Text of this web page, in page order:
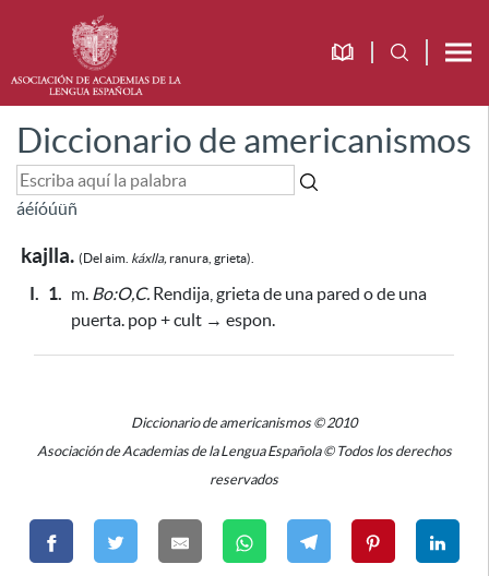
Diccionario de americanismos
áéíóúüñ
kajlla. (Del aim. káxlla, ranura, grieta).
I. 1. m. Bo:O,C. Rendija, grieta de una pared o de una
puerta. pop + cult → espon.
Diccionario de americanismos © 2010
Asociación de Academias de la Lengua Española © Todos los derechos
reservados